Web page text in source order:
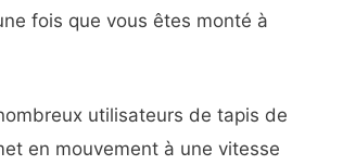
fois que vous êtes monté à
utilisateurs de tapis de
en mouvement à une vitesse